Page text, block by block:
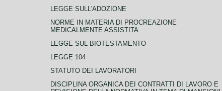
LEGGE SULL'ADOZIONE
NORME IN MATERIA DI PROCREAZIONE
MEDICALMENTE ASSISTITA
LEGGE SUL BIOTESTAMENTO
LEGGE 104
STATUTO DEI LAVORATORI
DISCIPLINA ORGANICA DEI CONTRATTI DI LAVORO E